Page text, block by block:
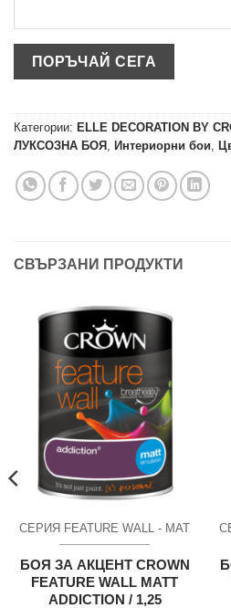
Категории: ELLE DECORATION BY
ЛУКСОЗНА БОЯ Интериорни бои
СВЪРЗАНИ ПРОДУКТИ
СЕРИЯ FEATURE WALL - МАТ
БОЯ ЗА АКЦЕНТ CROWN
FEATURE WALL MATT
ADDICTION / 1,25